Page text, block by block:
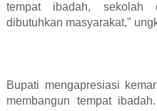
tempat ibadah, sekolah
dibutuhkan masyarakat,"
Bupati mengapresiasi
membangun tempat